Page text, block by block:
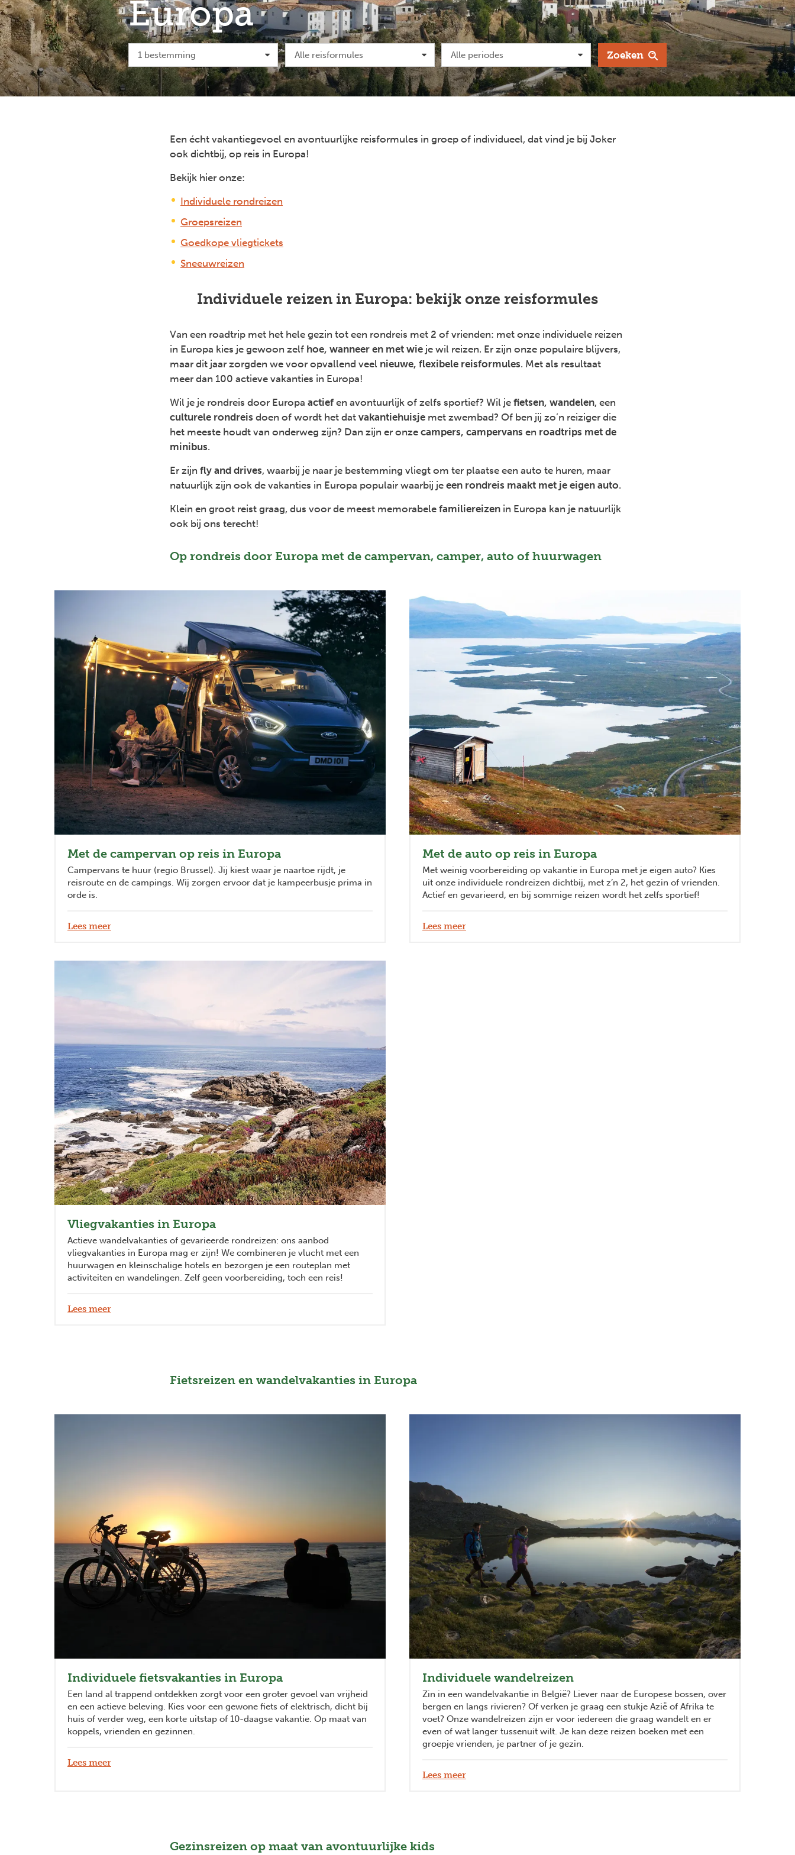
Europa
1 bestemming Alle reisformules Alle periodes Zoeken
Een écht vakantiegevoel en avontuurlijke reisformules in groep of individueel, dat vind je bij Joker
ook dichtbij, op reis in Europa!
Bekijk hier onze:
Individuele rondreizen
Groepsreizen
Goedkope vliegtickets
Sneeuwreizen
Individuele reizen in Europa: bekijk onze reisformules
Van een roadtrip met het hele gezin tot een rondreis met 2 of vrienden: met onze individuele reizen
in Europa kies je gewoon zelf hoe, wanneer en met wie je wil reizen. Er zijn onze populaire blijvers,
maar dit jaar zorgden we voor opvallend veel nieuwe, flexibele reisformules. Met als resultaat
meer dan 100 actieve vakanties in Europa!
Wil je je rondreis door Europa actief en avontuurlijk of zelfs sportief? Wil je fietsen, wandelen, een
culturele rondreis doen of wordt het dat vakantiehuisje met zwembad? Of ben jij zo’n reiziger die
het meeste houdt van onderweg zijn? Dan zijn er onze campers, campervans en roadtrips met de
minibus.
Er zijn fly and drives, waarbij je naar je bestemming vliegt om ter plaatse een auto te huren, maar
natuurlijk zijn ook de vakanties in Europa populair waarbij je een rondreis maakt met je eigen auto.
Klein en groot reist graag, dus voor de meest memorabele familiereizen in Europa kan je natuurlijk
ook bij ons terecht!
Op rondreis door Europa met de campervan, camper, auto of huurwagen
Met de campervan op reis in Europa
Campervans te huur (regio Brussel). Jij kiest waar je naartoe rijdt, je
reisroute en de campings. Wij zorgen ervoor dat je kampeerbusje prima in
orde is.
Lees meer
Met de auto op reis in Europa
Met weinig voorbereiding op vakantie in Europa met je eigen auto? Kies
uit onze individuele rondreizen dichtbij, met z’n 2, het gezin of vrienden.
Actief en gevarieerd, en bij sommige reizen wordt het zelfs sportief!
Lees meer
Vliegvakanties in Europa
Actieve wandelvakanties of gevarieerde rondreizen: ons aanbod
vliegvakanties in Europa mag er zijn! We combineren je vlucht met een
huurwagen en kleinschalige hotels en bezorgen je een routeplan met
activiteiten en wandelingen. Zelf geen voorbereiding, toch een reis!
Lees meer
Fietsreizen en wandelvakanties in Europa
Individuele fietsvakanties in Europa
Een land al trappend ontdekken zorgt voor een groter gevoel van vrijheid
en een actieve beleving. Kies voor een gewone fiets of elektrisch, dicht bij
huis of verder weg, een korte uitstap of 10-daagse vakantie. Op maat van
koppels, vrienden en gezinnen.
Lees meer
Individuele wandelreizen
Zin in een wandelvakantie in België? Liever naar de Europese bossen, over
bergen en langs rivieren? Of verken je graag een stukje Azië of Afrika te
voet? Onze wandelreizen zijn er voor iedereen die graag wandelt en er
even of wat langer tussenuit wilt. Je kan deze reizen boeken met een
groepje vrienden, je partner of je gezin.
Lees meer
Gezinsreizen op maat van avontuurlijke kids